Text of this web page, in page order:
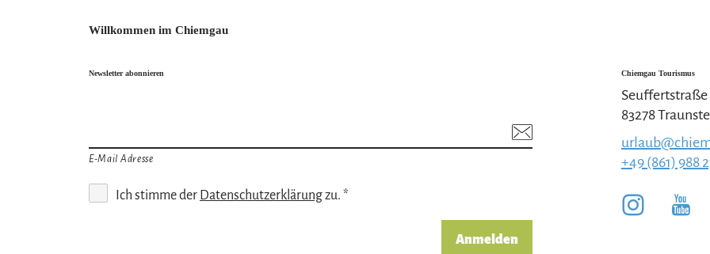
Willkommen im Chiemgau
Newsletter abonnieren
E-Mail Adresse
Ich stimme der Datenschutzerklärungzu. *
Anmelden
Chiemgau Tourismus
Seuffertstraße
83278
+49 (861) 988